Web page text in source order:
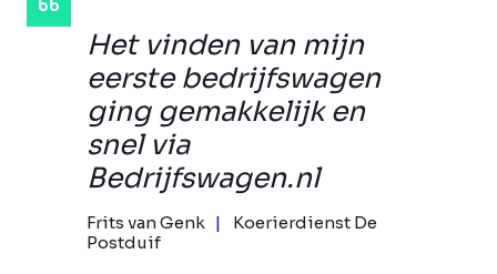
Het vinden van mijn
eerste bedrijfswagen
ging gemakkelijk en
snel via
Bedrijfswagen.nl
Frits van Genk
Koerierdienst De
Postduif